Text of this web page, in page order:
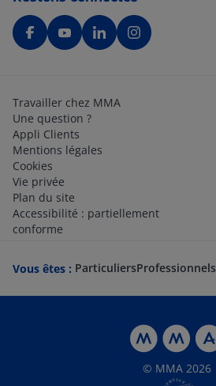
Travailler chez MMA
Une question ?
Appli Clients
Mentions légales
Cookies
Vie privée
Plan du site
Accessibilité : partiellement
conforme
Vous êtes : ParticuliersProfessionnels
© MMA 2026